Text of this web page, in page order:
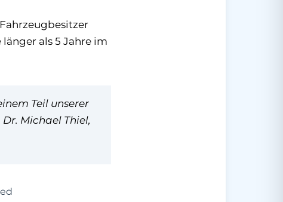
als 5 Jahre im
Teil unserer
Michael Thiel,